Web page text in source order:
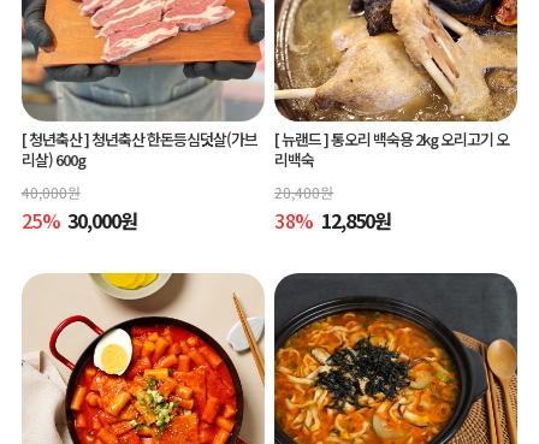
[ 청년축산 ]청년축산 한돈등심덧살(가브
리살) 600g
40,000원
25% 30,000원
[ 뉴랜드 ]통오리 백숙용 2kg 오리고기 오
리백숙
20,400원
38% 12,850원